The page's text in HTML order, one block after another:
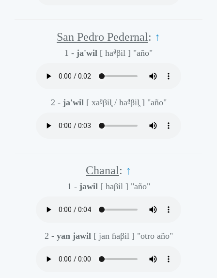
San Pedro Pedernal: ↑
1 - ja'wil [ haa̰βil ] "año"
2 - ja'wil [ xaa̰βil̥ / haa̰βil̥ ] "año"
Chanal: ↑
1 - jawil [ haβil ] "año"
2 - yan jawil [ jan ɦaβil ] "otro año"